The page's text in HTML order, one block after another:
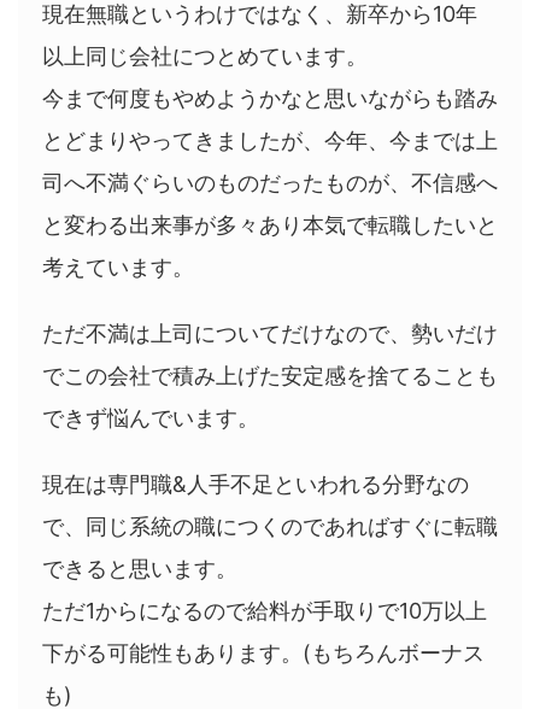
現在無職というわけではなく、新卒から10年
以上同じ会社につとめています。
今まで何度もやめようかなと思いながらも踏み
とどまりやってきましたが、今年、今までは上
司へ不満ぐらいのものだったものが、不信感へ
と変わる出来事が多々あり本気で転職したいと
考えています。
ただ不満は上司についてだけなので、勢いだけ
でこの会社で積み上げた安定感を捨てることも
できず悩んでいます。
現在は専門職&人手不足といわれる分野なの
で、同じ系統の職につくのであればすぐに転職
できると思います。
ただ1からになるので給料が手取りで10万以上
下がる可能性もあります。(もちろんボーナス
も)